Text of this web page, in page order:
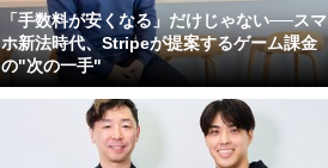
「手数料が安くなる」だけじゃない──スマ
ホ新法時代、Stripeが提案するゲーム課金
の"次の一手"